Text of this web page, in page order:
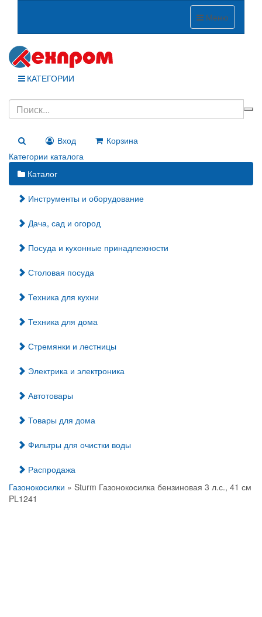
Меню
КАТЕГОРИИ
Вход
Корзина
Категории каталога
Каталог
Инструменты и оборудование
Дача, сад и огород
Посуда и кухонные принадлежности
Столовая посуда
Техника для кухни
Техника для дома
Стремянки и лестницы
Электрика и электроника
Автотовары
Товары для дома
Фильтры для очистки воды
Распродажа
Газонокосилки » Sturm Газонокосилка бензиновая 3 л.с., 41 см
PL1241